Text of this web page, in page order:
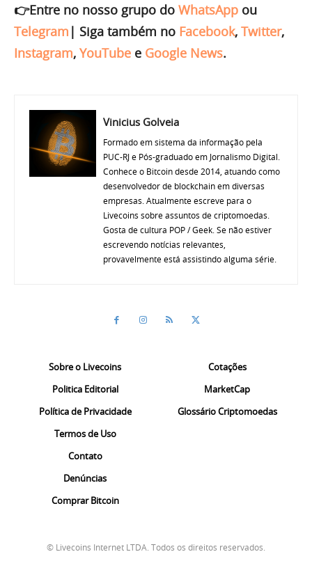
👉Entre no nosso grupo do WhatsApp ou
Telegram | Siga também no Facebook, Twitter,
Instagram, YouTube e Google News.
Vinicius Golveia
Formado em sistema da informação pela
PUC-RJ e Pós-graduado em Jornalismo Digital.
Conhece o Bitcoin desde 2014, atuando como
desenvolvedor de blockchain em diversas
empresas. Atualmente escreve para o
Livecoins sobre assuntos de criptomoedas.
Gosta de cultura POP / Geek. Se não estiver
escrevendo notícias relevantes,
provavelmente está assistindo alguma série.
Sobre o Livecoins
Politica Editorial
Política de Privacidade
Termos de Uso
Contato
Denúncias
Comprar Bitcoin
Cotações
MarketCap
Glossário Criptomoedas
© Livecoins Internet LTDA. Todos os direitos reservados.